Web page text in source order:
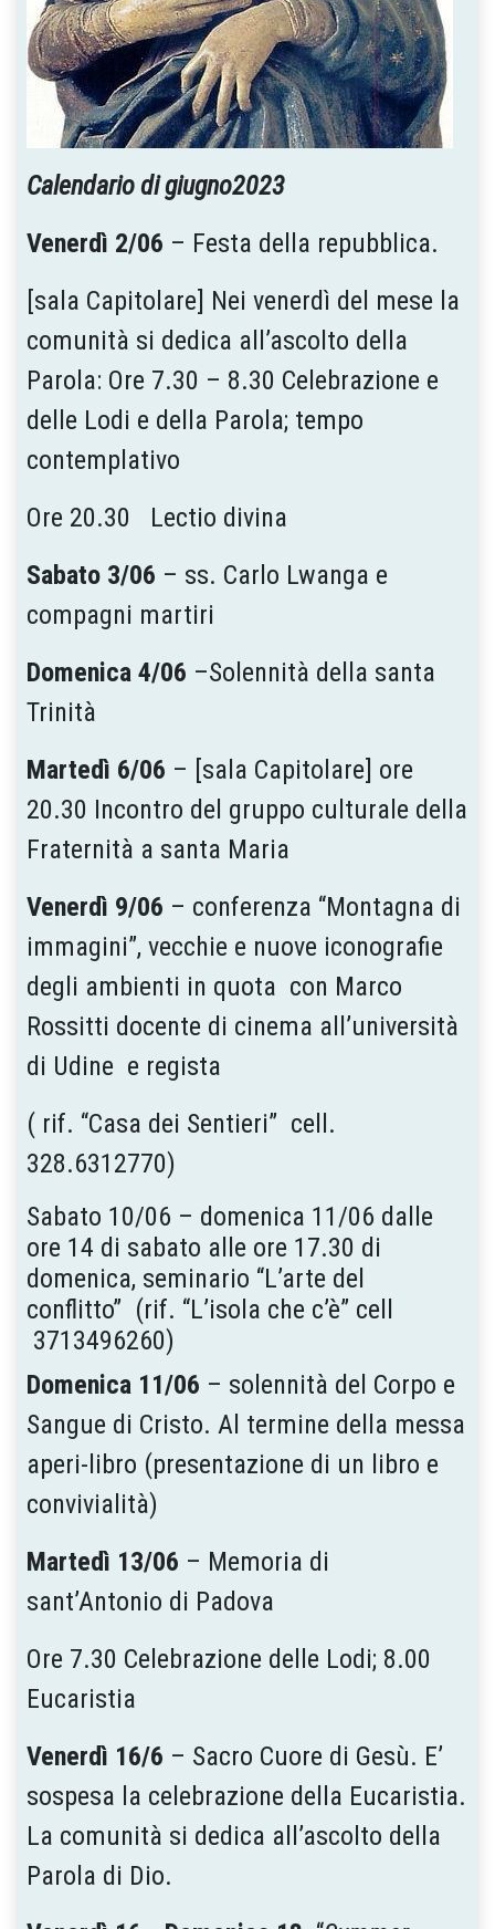
Calendario di giugno2023
Venerdì 2/06 – Festa della repubblica.
[sala Capitolare] Nei venerdì del mese la
comunità si dedica all’ascolto della
Parola: Ore 7.30 – 8.30 Celebrazione e
delle Lodi e della Parola; tempo
contemplativo
Ore 20.30 Lectio divina
Sabato 3/06 – ss. Carlo Lwanga e
compagni martiri
Domenica 4/06 –Solennità della santa
Trinità
Martedì 6/06 – [sala Capitolare] ore
20.30 Incontro del gruppo culturale della
Fraternità a santa Maria
Venerdì 9/06 – conferenza “Montagna di
immagini”, vecchie e nuove iconografie
degli ambienti in quota con Marco
Rossitti docente di cinema all’università
di Udine e regista
( rif. “Casa dei Sentieri” cell.
328.6312770)
Sabato 10/06 – domenica 11/06 dalle
ore 14 di sabato alle ore 17.30 di
domenica, seminario “L’arte del
conflitto” (rif. “L’isola che c’è” cell
3713496260)
Domenica 11/06 – solennità del Corpo e
Sangue di Cristo. Al termine della messa
aperi-libro (presentazione di un libro e
convivialità)
Martedì 13/06 – Memoria di
sant’Antonio di Padova
Ore 7.30 Celebrazione delle Lodi; 8.00
Eucaristia
Venerdì 16/6 – Sacro Cuore di Gesù. E’
sospesa la celebrazione della Eucaristia.
La comunità si dedica all’ascolto della
Parola di Dio.